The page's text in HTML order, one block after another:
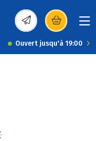
(s’ouvre dans une
Ouvert jusqu'à 19:00